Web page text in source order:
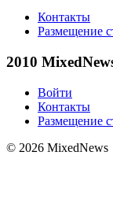
Контакты
Размещение
2010
Войти
Контакты
Размещение
© 2026 MixedNews